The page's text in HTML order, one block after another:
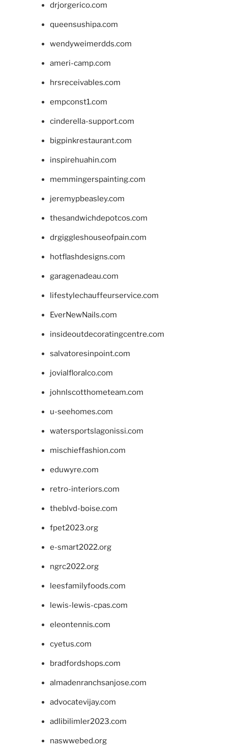
drjorgerico.com
queensushipa.com
wendyweimerdds.com
ameri-camp.com
hrsreceivables.com
empconst1.com
cinderella-support.com
bigpinkrestaurant.com
inspirehuahin.com
memmingerspainting.com
jeremypbeasley.com
thesandwichdepotcos.com
drgiggleshouseofpain.com
hotflashdesigns.com
garagenadeau.com
lifestylechauffeurservice.com
EverNewNails.com
insideoutdecoratingcentre.com
salvatoresinpoint.com
jovialfloralco.com
johnlscotthometeam.com
u-seehomes.com
watersportslagonissi.com
mischieffashion.com
eduwyre.com
retro-interiors.com
theblvd-boise.com
fpet2023.org
e-smart2022.org
ngrc2022.org
leesfamilyfoods.com
lewis-lewis-cpas.com
eleontennis.com
cyetus.com
bradfordshops.com
almadenranchsanjose.com
advocatevijay.com
adlibilimler2023.com
naswwebed.org